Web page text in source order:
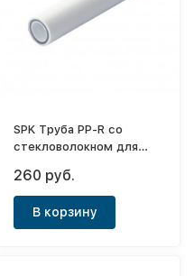
SPK Труба PP-R со
стекловолокном для
ф32x4,4
260 руб.
В корзину